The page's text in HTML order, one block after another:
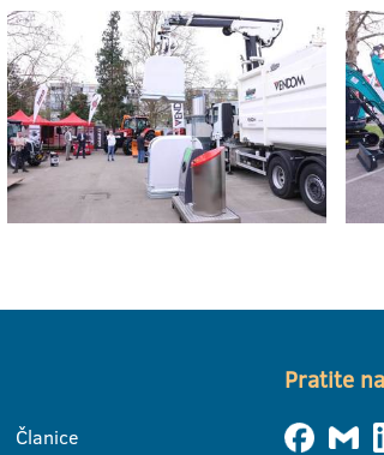
Članice
Pratite